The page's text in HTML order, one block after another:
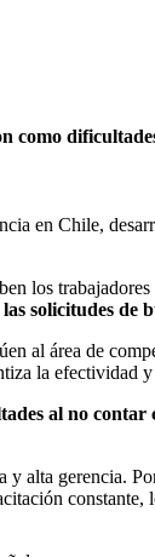
como
en Chile,
los
solicitudes
al área de
la
al no
alta gerencia.